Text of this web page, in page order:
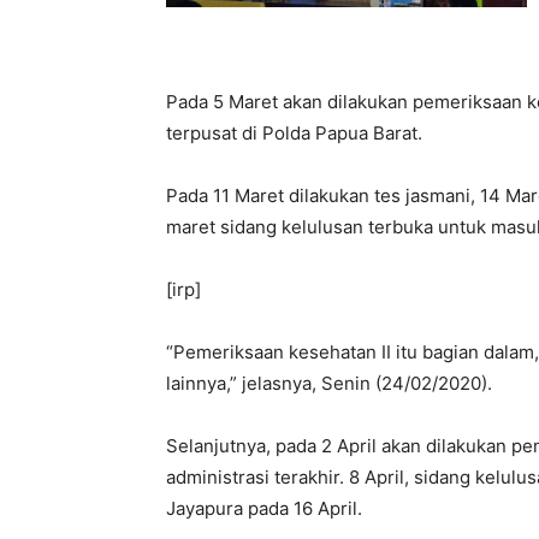
Pada 5 Maret akan dilakukan pemeriksaan
terpusat di Polda Papua Barat.
Pada 11 Maret dilakukan tes jasmani, 14
maret sidang kelulusan terbuka untuk
[irp]
“Pemeriksaan kesehatan II itu bagian
lainnya,” jelasnya, Senin (24/02/2020).
Selanjutnya, pada 2 April akan dilakukan
administrasi terakhir. 8 April, sidang
Jayapura pada 16 April.